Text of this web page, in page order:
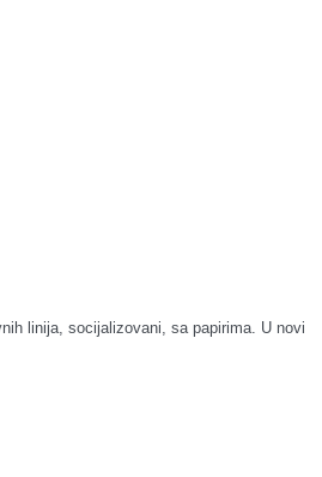
linija, socijalizovani, sa papirima. U novi